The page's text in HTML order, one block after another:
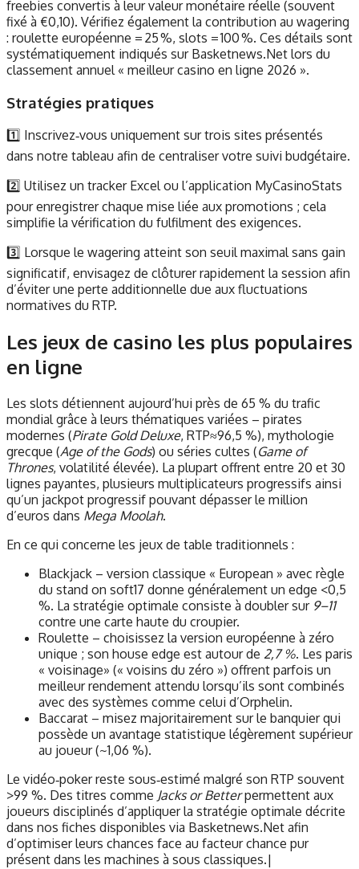
freebies convertis à leur valeur monétaire réelle (souvent
fixé à €0,10). Vérifiez également la contribution au wagering
: roulette européenne = 25 %, slots = 100 %. Ces détails sont
systématiquement indiqués sur Basketnews.Net lors du
classement annuel « meilleur casino en ligne 2026 ».
Stratégies pratiques
1️⃣ Inscrivez‑vous uniquement sur trois sites présentés
dans notre tableau afin de centraliser votre suivi budgétaire.
2️⃣ Utilisez un tracker Excel ou l’application MyCasinoStats
pour enregistrer chaque mise liée aux promotions ; cela
simplifie la vérification du fulfilment des exigences.
3️⃣ Lorsque le wagering atteint son seuil maximal sans gain
significatif, envisagez de clôturer rapidement la session afin
d’éviter une perte additionnelle due aux fluctuations
normatives du RTP.
Les jeux de casino les plus populaires
en ligne
Les slots détiennent aujourd’hui près de 65 % du trafic
mondial grâce à leurs thématiques variées – pirates
modernes (Pirate Gold Deluxe, RTP≈96,5 %), mythologie
grecque (Age of the Gods) ou séries cultes (Game of
Thrones, volatilité élevée). La plupart offrent entre 20 et 30
lignes payantes, plusieurs multiplicateurs progressifs ainsi
qu’un jackpot progressif pouvant dépasser le million
d’euros dans Mega Moolah.
En ce qui concerne les jeux de table traditionnels :
Blackjack – version classique « European » avec règle
du stand on soft17 donne généralement un edge <0,5
%. La stratégie optimale consiste à doubler sur 9–11
contre une carte haute du croupier.
Roulette – choisissez la version européenne à zéro
unique ; son house edge est autour de 2,7 %. Les paris
« voisinage» (« voisins du zéro ») offrent parfois un
meilleur rendement attendu lorsqu’ils sont combinés
avec des systèmes comme celui d’Orphelin.
Baccarat – misez majoritairement sur le banquier qui
possède un avantage statistique légèrement supérieur
au joueur (~1,06 %).
Le vidéo‑poker reste sous‑estimé malgré son RTP souvent
>99 %. Des titres comme Jacks or Betterpermettent aux
joueurs disciplinés d’appliquer la stratégie optimale décrite
dans nos fiches disponibles via Basketnews.Net afin
d’optimiser leurs chances face au facteur chance pur
présent dans les machines à sous classiques.|